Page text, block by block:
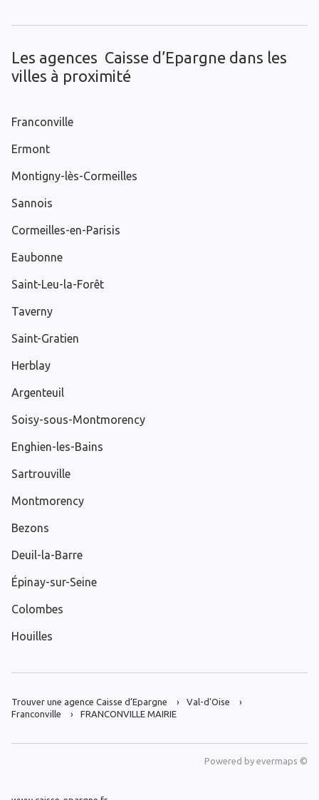
Les agences Caisse d’Epargne dans les
villes à proximité
Franconville
Ermont
Montigny-lès-Cormeilles
Sannois
Cormeilles-en-Parisis
Eaubonne
Saint-Leu-la-Forêt
Taverny
Saint-Gratien
Herblay
Argenteuil
Soisy-sous-Montmorency
Enghien-les-Bains
Sartrouville
Montmorency
Bezons
Deuil-la-Barre
Épinay-sur-Seine
Colombes
Houilles
Trouver une agence Caisse d’Epargne
Val-d'Oise
Franconville
FRANCONVILLE MAIRIE
Powered by evermaps ©